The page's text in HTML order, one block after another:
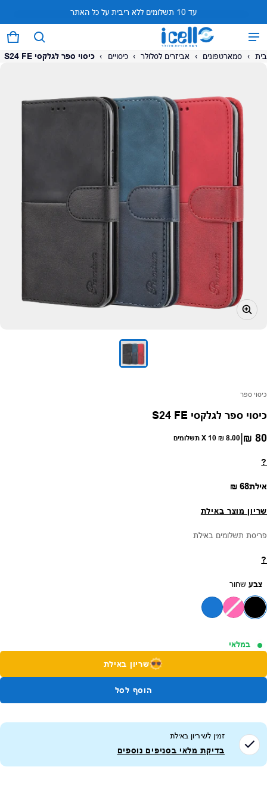
עד 10 תשלומים ללא ריבית על כל האתר
0 פריטים
המוצר נוסף לעגלה
לתשלום
בית › סמארטפונים › אביזרים לסלולר › כיסויים › כיסוי ספר לגלקסי S24 FE
ספק:
כיסוי ספר
כיסוי ספר לגלקסי S24 FE
מחיר רגיל
80 ₪
|
8.00 ₪ X 10 תשלומים
?
אילתמחיר רגיל
68 ₪
שריון מוצר באילת
פריסת תשלומים באילת
?
צבע שחור
במלאי
שריון באילת
הוסף לסל
זמין לשיריון באילת
בדיקת מלאי בסניפים נוספים
על המוצר